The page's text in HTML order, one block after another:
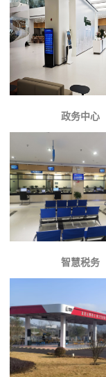
政务中心
智慧税务